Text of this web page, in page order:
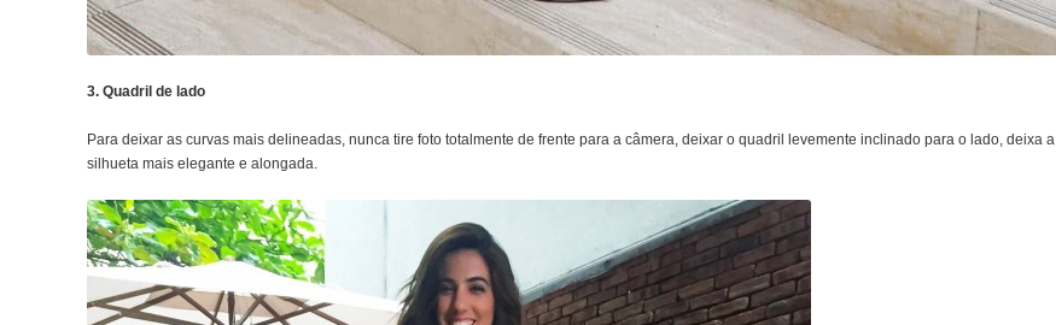
3. Quadril de lado
Para deixar as curvas mais delineadas, nunca tire foto totalmente de frente para a câmera, deixar o quadril levemente inclinado para o lado, deixa a
silhueta mais elegante e alongada.